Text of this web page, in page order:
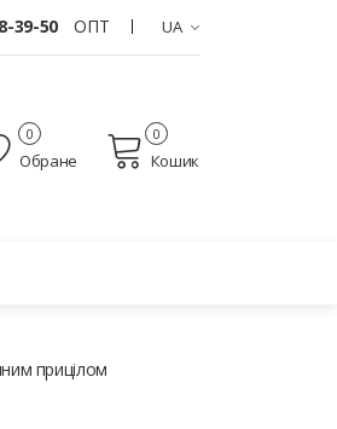
39-50 ОПТ UA
Обране
0
Кошик
0
прицілом